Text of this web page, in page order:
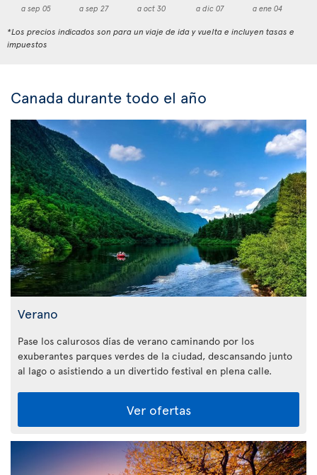
a sep 05
a sep 27
a oct 30
a dic 07
a ene 04
*Los precios indicados son para un viaje de ida y vuelta e incluyen tasas e
impuestos
Canada durante todo el año
Verano
Pase los calurosos días de verano caminando por los
exuberantes parques verdes de la ciudad, descansando junto
al lago o asistiendo a un divertido festival en plena calle.
Ver ofertas